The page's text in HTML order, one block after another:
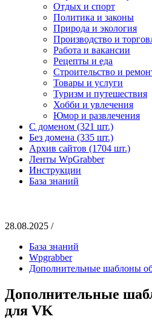
Отдых и спорт
Политика и законы
Природа и экология
Производство и
Работа и вакансии
Рецепты и еда
Строительство и
Товары и услуги
Туризм и путешествия
Хобби и увлечения
Юмор и развлечения
С доменом (321 шт.)
Без домена (335 шт.)
Архив сайтов (1704 шт.)
Ленты WpGrabber
Инструкции
База знаний
28.08.2025 /
База знаний
Wpgrabber
Дополнительные шаблоны
Дополнительные
для VK